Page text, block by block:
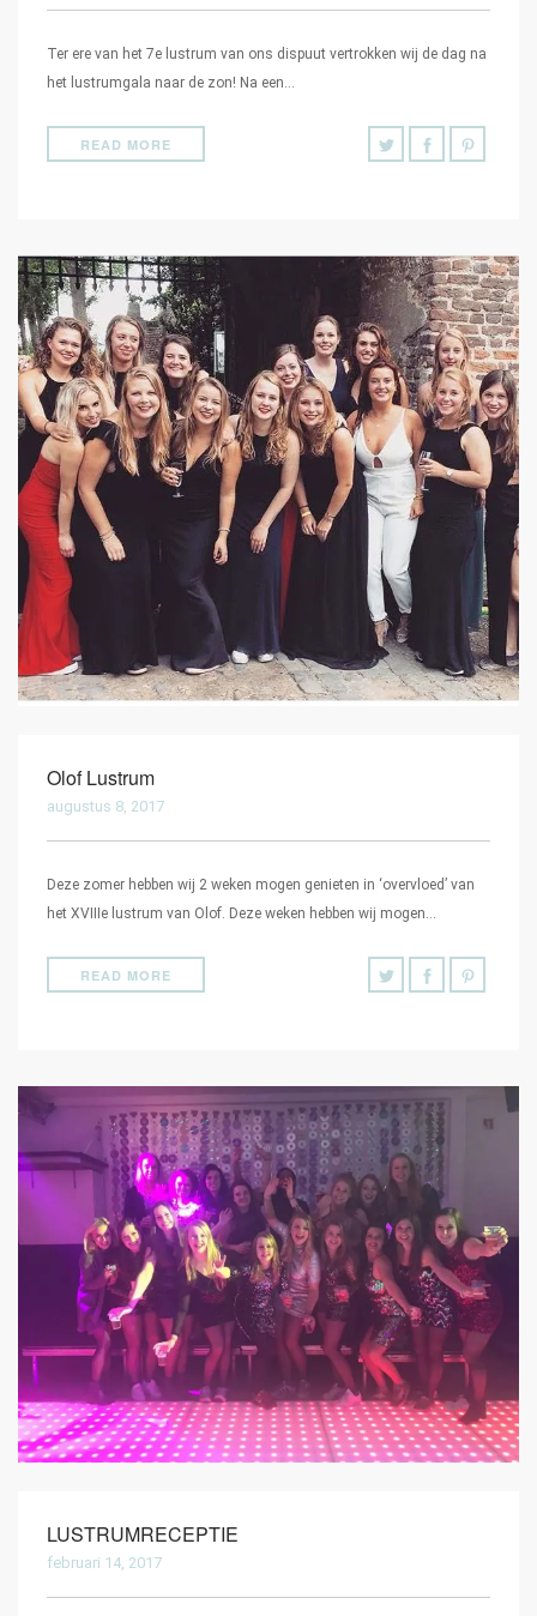
Ter ere van het 7e lustrum van ons dispuut vertrokken wij de dag na
het lustrumgala naar de zon! Na een…
READ MORE
Olof Lustrum
augustus 8, 2017
Deze zomer hebben wij 2 weken mogen genieten in ‘overvloed’ van
het XVIIIe lustrum van Olof. Deze weken hebben wij mogen…
READ MORE
LUSTRUMRECEPTIE
februari 14, 2017